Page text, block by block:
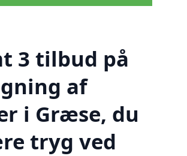
3 tilbud på
af
i Græse, du
tryg ved